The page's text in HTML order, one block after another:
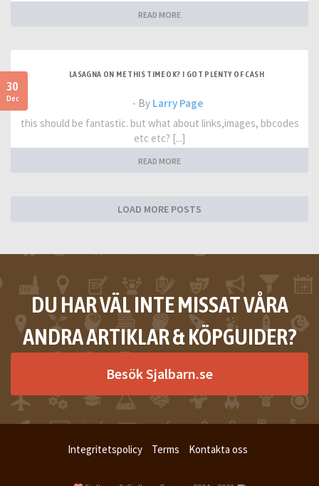
READ MORE
30
Dec
LASAGNA ON ME THIS TIME OK? I GOT PLENTY OF CASH
- By Larry Page
this should be fantastic. but what about links,images, bbcodes
etc etc? [...]
READ MORE
LOAD MORE POSTS
DU HAR VÄL INTE MISSAT VÅRA
ANDRA ARTIKLAR & KÖPGUIDER?
Besök Sjalbarn.se
Integritetspolicy Terms Kontakta oss